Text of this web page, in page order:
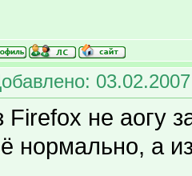
Firefox не аогу
нормально, а